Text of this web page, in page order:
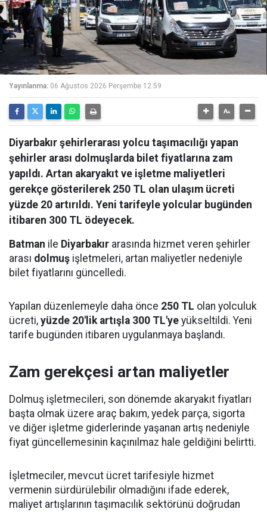
Yayınlanma: 06 Ağustos 2026 Perşembe 12:59
Diyarbakır şehirlerarası yolcu taşımacılığı yapan
şehirler arası dolmuşlarda bilet fiyatlarına zam
yapıldı. Artan akaryakıt ve işletme maliyetleri
gerekçe gösterilerek 250 TL olan ulaşım ücreti
yüzde 20 artırıldı. Yeni tarifeyle yolcular bugünden
itibaren 300 TL ödeyecek.
Batman ile Diyarbakır arasında hizmet veren şehirler
arası dolmuş işletmeleri, artan maliyetler nedeniyle
bilet fiyatlarını güncelledi.
Yapılan düzenlemeyle daha önce 250 TL olan yolculuk
ücreti, yüzde 20'lik artışla 300 TL'ye yükseltildi. Yeni
tarife bugünden itibaren uygulanmaya başlandı.
Zam gerekçesi artan maliyetler
Dolmuş işletmecileri, son dönemde akaryakıt fiyatları
başta olmak üzere araç bakım, yedek parça, sigorta
ve diğer işletme giderlerinde yaşanan artış nedeniyle
fiyat güncellemesinin kaçınılmaz hale geldiğini belirtti.
İşletmeciler, mevcut ücret tarifesiyle hizmet
vermenin sürdürülebilir olmadığını ifade ederek,
maliyet artışlarının taşımacılık sektörünü doğrudan